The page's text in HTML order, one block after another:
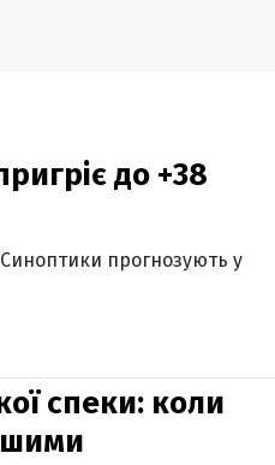
до +38
прогнозують у
спеки: коли